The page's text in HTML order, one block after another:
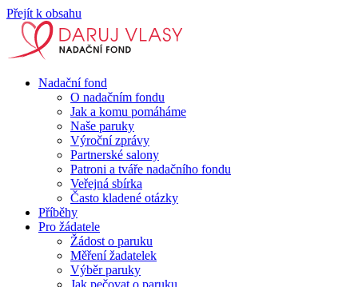
Přejít k obsahu
Nadační fond
O nadačním fondu
Jak a komu pomáháme
Naše paruky
Výroční zprávy
Partnerské salony
Patroni a tváře nadačního fondu
Veřejná sbírka
Často kladené otázky
Příběhy
Pro žádatele
Žádost o paruku
Měření žadatelek
Výběr paruky
Jak pečovat o paruku